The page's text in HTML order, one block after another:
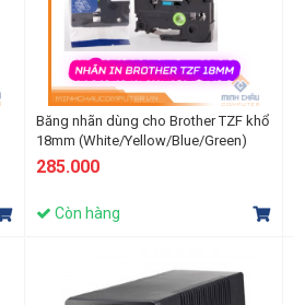
Băng nhãn dùng cho Brother TZF khổ
18mm (White/Yellow/Blue/Green)
285.000
Còn hàng